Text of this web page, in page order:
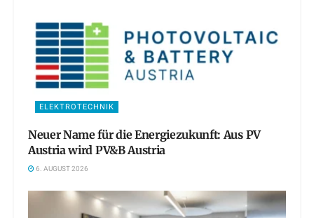
ELEKTROTECHNIK
Neuer Name für die Energiezukunft: Aus PV
Austria wird PV&B Austria
6. AUGUST 2026